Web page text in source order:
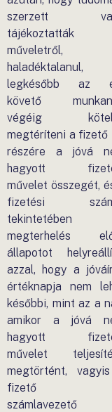
szerzett
műveletről,
haladéktalanul,
legkésőbb az
követő
végéig
megtéríteni a fizető
részére a jóvá
hagyott
művelet összegét,
fizetési
megterhelés
állapotot
azzal, hogy a
értéknapja nem
későbbi, mint az a
amikor a jóvá
hagyott
művelet
megtörtént,
fizető
számlavezető